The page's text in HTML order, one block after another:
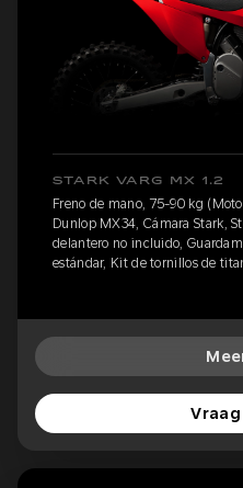
STARK VARG MX 1.2
Freno de mano, 75-90 kg
Dunlop MX34, Cámara Stark,
delantero no incluido,
estándar, Kit de tornillos de